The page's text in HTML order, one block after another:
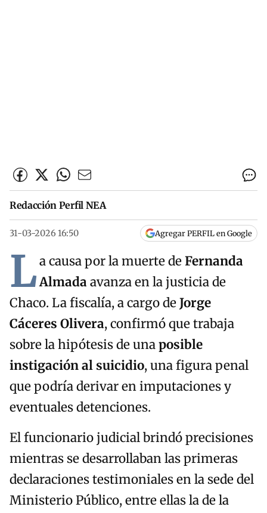
Redacción Perfil NEA
31-03-2026 16:50 Agregar PERFIL en Google
La causa por la muerte deFernanda
Almadaavanza en la justicia de
Chaco. La fiscalía, a cargo deJorge
Cáceres Olivera, confirmó que trabaja
sobre la hipótesis de unaposible
instigación al suicidio, una figura penal
que podría derivar en imputaciones y
eventuales detenciones.
El funcionario judicial brindó precisiones
mientras se desarrollaban las primeras
declaraciones testimoniales en la sede del
Ministerio Público, entre ellas la de la